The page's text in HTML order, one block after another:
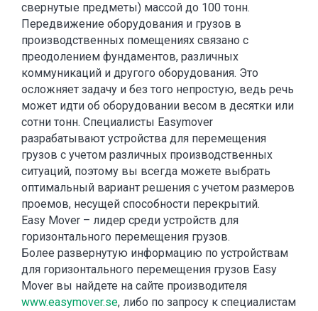
свернутые предметы) массой до 100 тонн.
Передвижение оборудования и грузов в
производственных помещениях связано с
преодолением фундаментов, различных
коммуникаций и другого оборудования. Это
осложняет задачу и без того непростую, ведь речь
может идти об оборудовании весом в десятки или
сотни тонн. Специалисты Easymover
разрабатывают устройства для перемещения
грузов с учетом различных производственных
ситуаций, поэтому вы всегда можете выбрать
оптимальный вариант решения с учетом размеров
проемов, несущей способности перекрытий.
Easy Mover – лидер среди устройств для
горизонтального перемещения грузов.
Более развернутую информацию по устройствам
для горизонтального перемещения грузов Easy
Mover вы найдете на сайте производителя
www.easymover.se, либо по запросу к специалистам